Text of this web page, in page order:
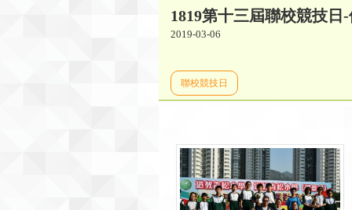
1819第十三屆聯校競技日
2019-03-06
聯校競技日